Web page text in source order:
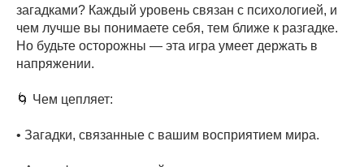
загадками? Каждый уровень связан с психологией, и
чем лучше вы понимаете себя, тем ближе к разгадке.
Но будьте осторожны — эта игра умеет держать в
напряжении.
🌀 Чем цепляет:
• Загадки, связанные с вашим восприятием мира.